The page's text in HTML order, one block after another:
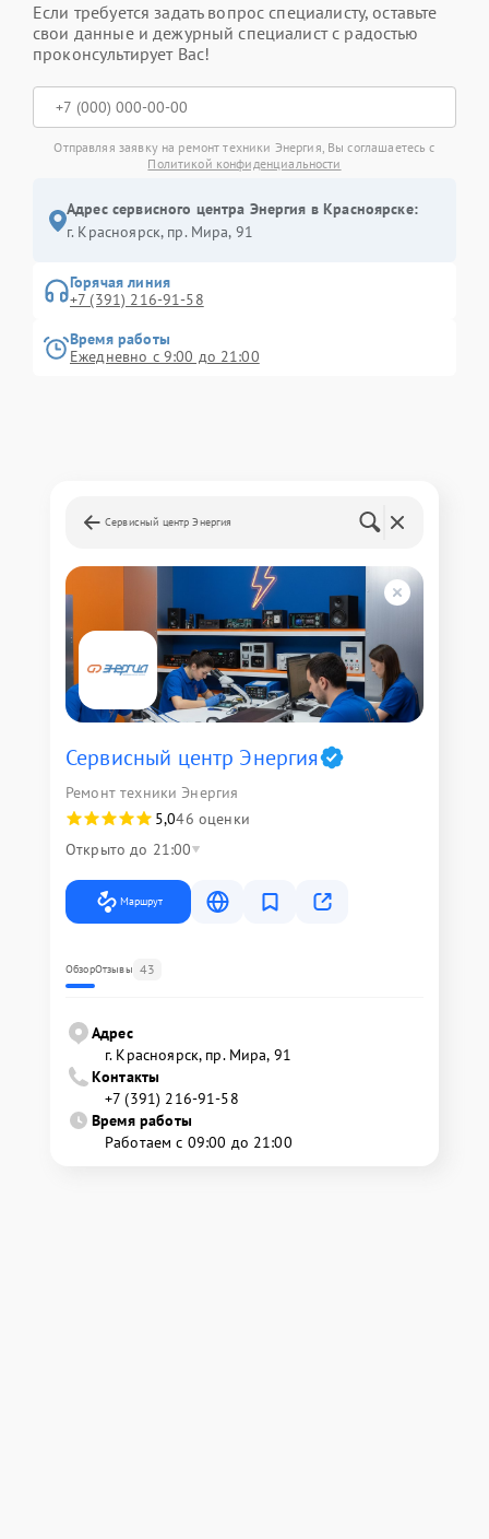
Если требуется задать вопрос специалисту, оставьте
свои данные и дежурный специалист с радостью
проконсультирует Вас!
Отправляя заявку на ремонт техники Энергия, Вы соглашаетесь с
Политикой конфиденциальности
Адрес сервисного центра Энергия в Красноярске:
г. Красноярск, ​пр. Мира, 91
Горячая линия
+7 (391) 216-91-58
Время работы
Ежедневно с 9:00 до 21:00
Сервисный центр Энергия
Сервисный центр Энергия
Ремонт техники Энергия
5,046 оценки
Открыто до 21:00
Маршрут
ОбзорОтзывы 43
Адрес
г. Красноярск, ​пр. Мира, 91
Контакты
+7 (391) 216-91-58
Время работы
Работаем с 09:00 до 21:00